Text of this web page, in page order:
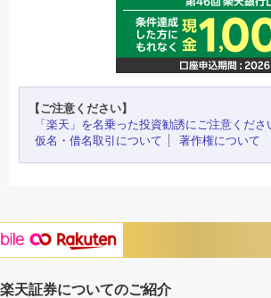
【ご注意ください】
「楽天」を名乗った投資勧誘にご注意くださ
仮名・借名取引について
著作権について
天証券についてのご紹介